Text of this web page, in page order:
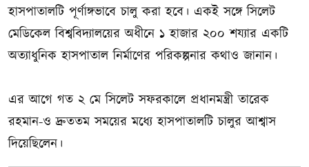
হাসপাতালটি পূর্ণাঙ্গভাবে চালু করা হবে। একই সঙ্গে সিলেট
মেডিকেল বিশ্ববিদ্যালয়ের অধীনে ১ হাজার ২০০ শয্যার একটি
অত্যাধুনিক হাসপাতাল নির্মাণের পরিকল্পনার কথাও জানান।
এর আগে গত ২ মে সিলেট সফরকালে প্রধানমন্ত্রী তারেক
রহমান-ও দ্রুততম সময়ের মধ্যে হাসপাতালটি চালুর আশ্বাস
দিয়েছিলেন।